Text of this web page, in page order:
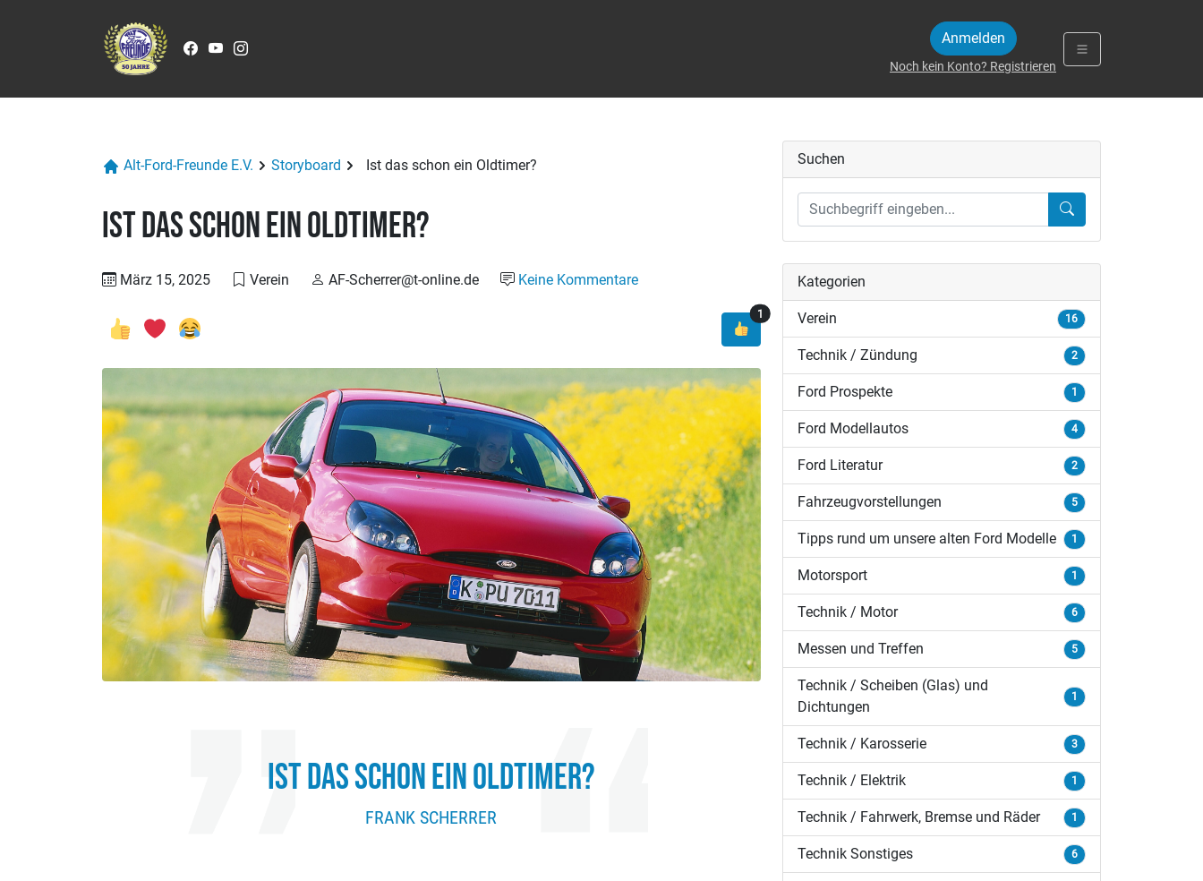
Anmelden
Noch kein Konto? Registrieren
Alt-Ford-Freunde E.V. Storyboard Ist das schon ein Oldtimer?
Ist das schon ein Oldtimer?
März 15, 2025 Verein AF-Scherrer@t-online.de Keine Kommentare
1 Thumbs_up count
IST DAS SCHON EIN OLDTIMER?
FRANK SCHERRER
Suchen
Kategorien
Verein 16
Technik / Zündung 2
Ford Prospekte 1
Ford Modellautos 4
Ford Literatur 2
Fahrzeugvorstellungen 5
Tipps rund um unsere alten Ford Modelle 1
Motorsport 1
Technik / Motor 6
Messen und Treffen 5
Technik / Scheiben (Glas) und
Dichtungen
1
Technik / Karosserie 3
Technik / Elektrik 1
Technik / Fahrwerk, Bremse und Räder 1
Technik Sonstiges 6